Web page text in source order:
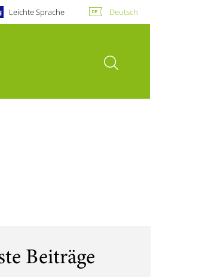
Leichte Sprache Deutsch
Suche öffnen
Beiträge